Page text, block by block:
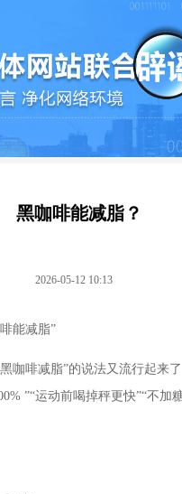
黑咖啡能减脂？
2026-05-12 10:13
能减脂”
咖啡减脂”的说法又流行起来
”“运动前喝掉秤更快”“不加